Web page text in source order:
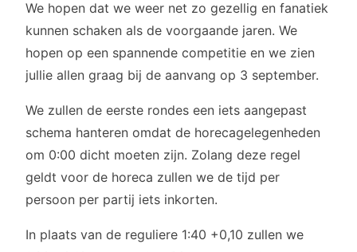
We hopen dat we weer net zo gezellig en fanatiek
kunnen schaken als de voorgaande jaren. We
hopen op een spannende competitie en we zien
jullie allen graag bij de aanvang op 3 september.
We zullen de eerste rondes een iets aangepast
schema hanteren omdat de horecagelegenheden
om 0:00 dicht moeten zijn. Zolang deze regel
geldt voor de horeca zullen we de tijd per
persoon per partij iets inkorten.
In plaats van de reguliere 1:40 +0,10 zullen we